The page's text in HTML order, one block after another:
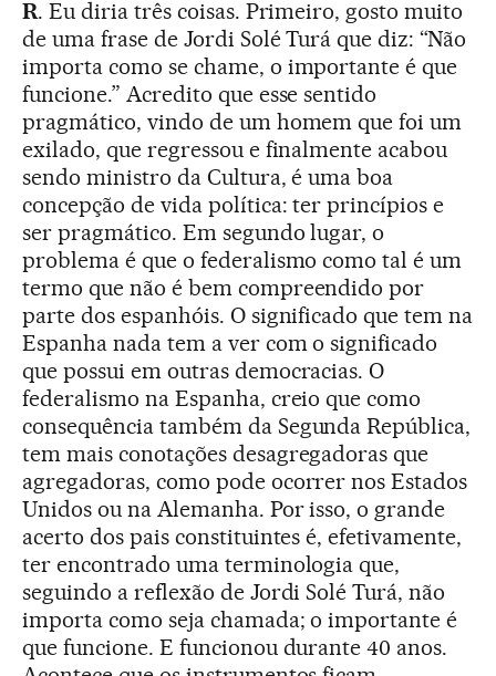
R. Eu diria três coisas. Primeiro, gosto muito
de uma frase de Jordi Solé Turá que diz: “Não
importa como se chame, o importante é que
funcione.” Acredito que esse sentido
pragmático, vindo de um homem que foi um
exilado, que regressou e finalmente acabou
sendo ministro da Cultura, é uma boa
concepção de vida política: ter princípios e
ser pragmático. Em segundo lugar, o
problema é que o federalismo como tal é um
termo que não é bem compreendido por
parte dos espanhóis. O significado que tem na
Espanha nada tem a ver com o significado
que possui em outras democracias. O
federalismo na Espanha, creio que como
consequência também da Segunda República,
tem mais conotações desagregadoras que
agregadoras, como pode ocorrer nos Estados
Unidos ou na Alemanha. Por isso, o grande
acerto dos pais constituintes é, efetivamente,
ter encontrado uma terminologia que,
seguindo a reflexão de Jordi Solé Turá, não
importa como seja chamada; o importante é
que funcione. E funcionou durante 40 anos.